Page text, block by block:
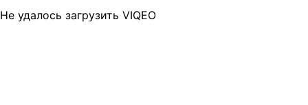
Не удалось загрузить VIQEO